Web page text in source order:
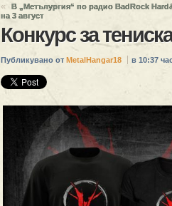
«
В „Метълургия“ по радио BadRock
на 3 август
Конкурс за
Публикувано от MetalHangar18 в 10:37